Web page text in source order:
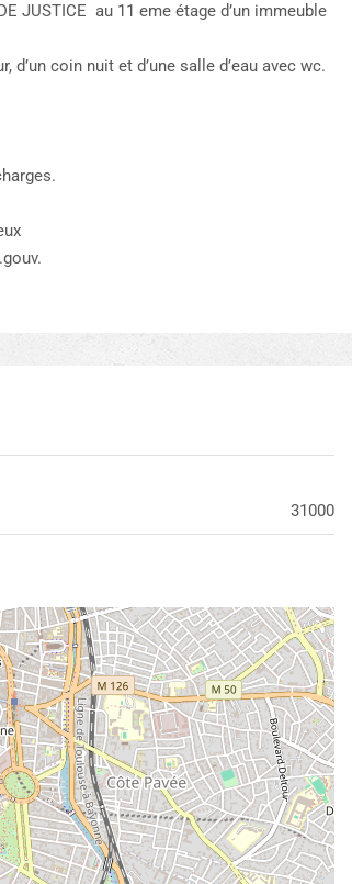
JUSTICE au 11 eme étage d’un immeuble
coin nuit et d’une salle d’eau avec wc.
31000